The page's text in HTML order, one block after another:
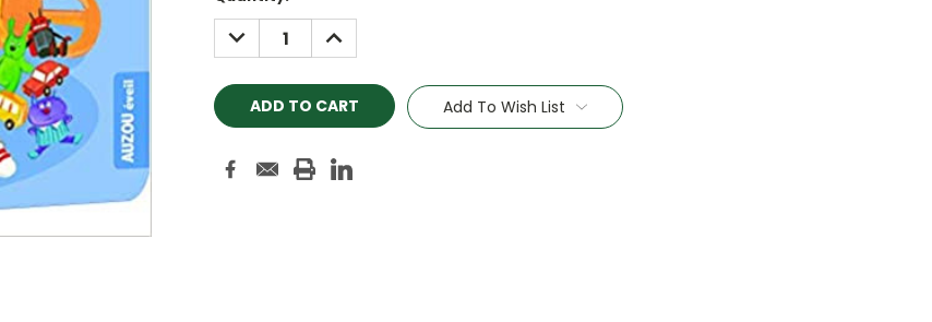
Stock:
DECREASE
QUANTITY:
INCREASE
QUANTITY:
Add To Wish List